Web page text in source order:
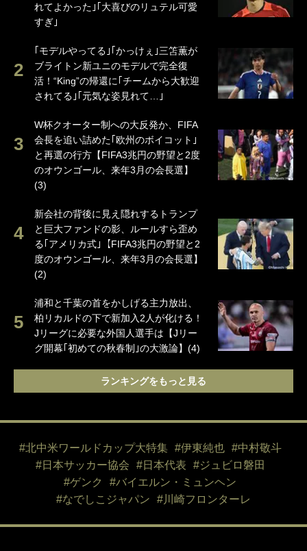
れてよかった｣｢大喜びのリュテル可愛
すぎ｣
｢モデルやってる｣｢かっけぇ｣三笘薫が
ブライトン新ユニのモデルで完全復
活！“King”の帰還に｢チームから大歓迎
されてる｣｢元気な姿見れて…｣
W杯クオーター制への大反発か、FIFA
会長を追い詰めた｢欧州のボイコット｣
と再選の行方【FIFA3兆円の野望と2度
のオウンゴール、来年3月の会長選】
(3)
新会社の背後に見え隠れするトランプ
と巨大ファンドの影、ルールすら歪め
る｢アメリカ式｣【FIFA3兆円の野望と2
度のオウンゴール、来年3月の会長選】
(2)
浦和と千葉の首をかしげる主力放出、
柏リカルドの下で新加入2人が化ける！
Jリーグに必要な外国人選手は【Jリー
グ開幕｢初めての秋春制｣の大激論】(4)
ランキングをもっと見る
#北中米ワールドカップ大特集 #伊東純也
#中村敬斗
#日本サッカー協会
#日本代表
#ジュビロ磐田
#ゲンク
#バイエルン・ミュンヘン
#なでしこジャパン
#川崎フロンターレ